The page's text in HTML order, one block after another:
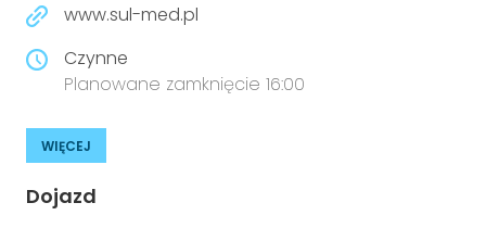
www.sul-med.pl
Czynne
Planowane zamknięcie 16:00
WIĘCEJ
Dojazd